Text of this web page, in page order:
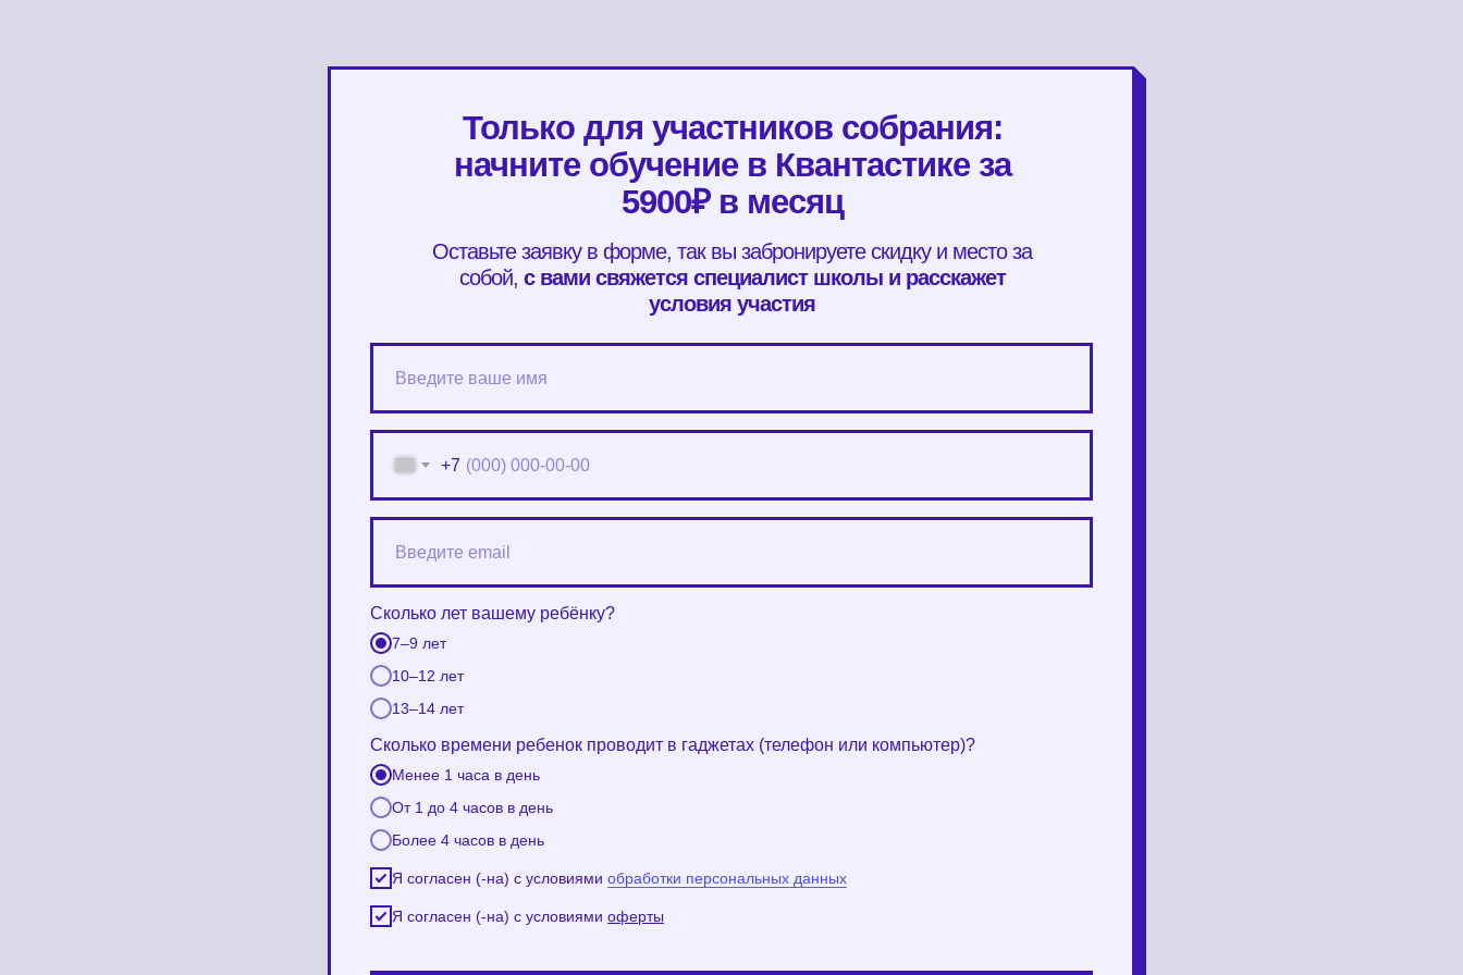
+7
Сколько лет вашему ребёнку?
7–9 лет
10–12 лет
13–14 лет
Сколько времени ребенок проводит в гаджетах (телефон или компьютер)?
Менее 1 часа в день
От 1 до 4 часов в день
Более 4 часов в день
Я согласен (-на) с условиями обработки персональных данных
Я согласен (-на) с условиями оферты
Оставьте заявку в форме, так вы забронируете скидку и место за
собой, с вами свяжется специалист школы и расскажет
условия участия
Только для участников собрания:
начните обучение в Квантастике за
5900₽ в месяц